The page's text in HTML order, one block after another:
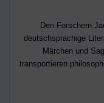
Den Forschern
deutschsprachige
Märchen und
transportieren